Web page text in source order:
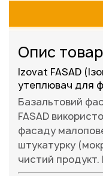
Опис
Izovat FASAD
утеплювач для
Базальтовий
FASAD
фасаду
штукатурку
чистий